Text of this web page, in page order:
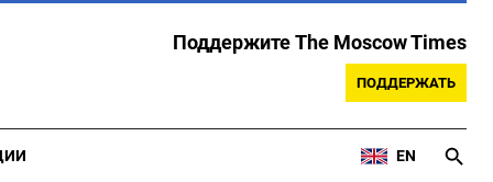
Поддержите The Moscow Times
ПОДДЕРЖАТЬ
EN